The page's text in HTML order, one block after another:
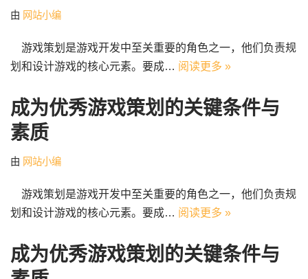
由 网站小编
游戏策划是游戏开发中至关重要的角色之一，他们负责规
划和设计游戏的核心元素。要成… 阅读更多 »
成为优秀游戏策划的关键条件与
素质
由 网站小编
游戏策划是游戏开发中至关重要的角色之一，他们负责规
划和设计游戏的核心元素。要成… 阅读更多 »
成为优秀游戏策划的关键条件与